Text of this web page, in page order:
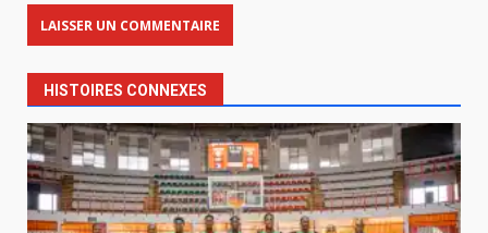
HISTOIRES CONNEXES